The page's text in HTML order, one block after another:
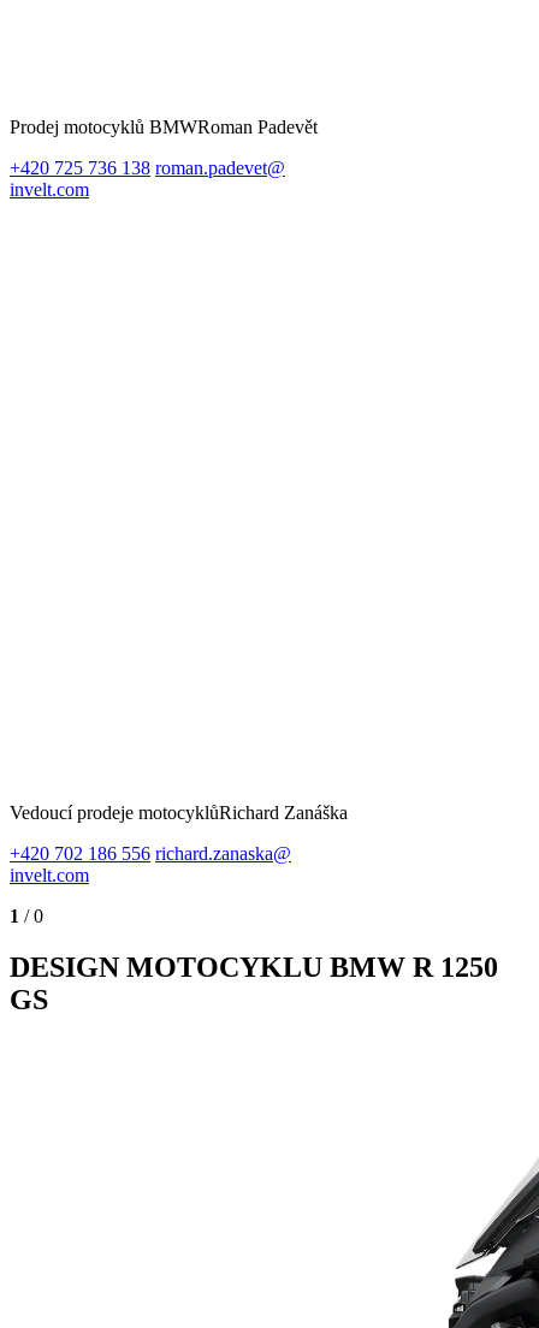
Prodej motocyklů BMWRoman Padevět
+420 725 736 138 roman.padevet@
invelt.com
Vedoucí prodeje motocyklůRichard Zanáška
+420 702 186 556 richard.zanaska@
invelt.com
1 / 0
DESIGN MOTOCYKLU BMW R 1250
GS